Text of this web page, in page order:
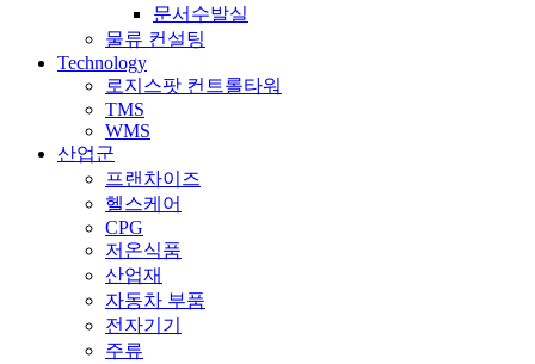
문서수발실
물류 컨설팅
Technology
로지스팟 컨트롤타워
TMS
WMS
산업군
프랜차이즈
헬스케어
CPG
저온식품
산업재
자동차 부품
전자기기
주류